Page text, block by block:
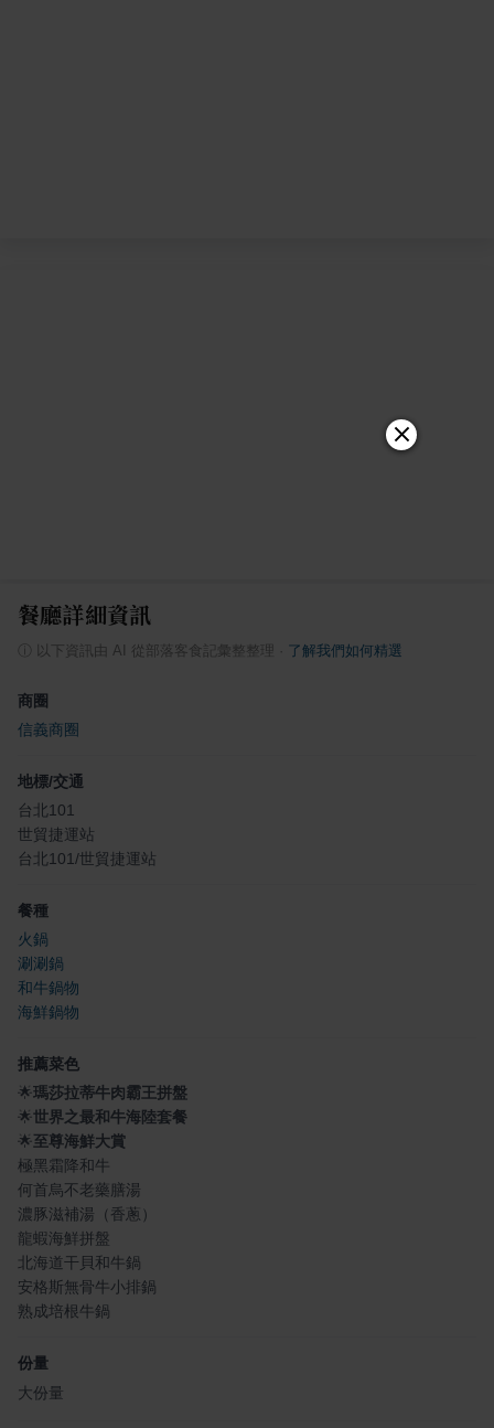
餐廳詳細資訊
以下資訊由 AI 從部落客食記彙整整理 了解我們如何精選
商圈
信義商圈
地標/交通
台北101
世貿捷運站
台北101/世貿捷運站
餐種
火鍋
涮涮鍋
和牛鍋物
海鮮鍋物
推薦菜色
🌟瑪莎拉蒂牛肉霸王拼盤
🌟世界之最和牛海陸套餐
🌟至尊海鮮大賞
極黑霜降和牛
何首烏不老藥膳湯
濃豚滋補湯（香蔥）
龍蝦海鮮拼盤
北海道干貝和牛鍋
安格斯無骨牛小排鍋
熟成培根牛鍋
份量
大份量